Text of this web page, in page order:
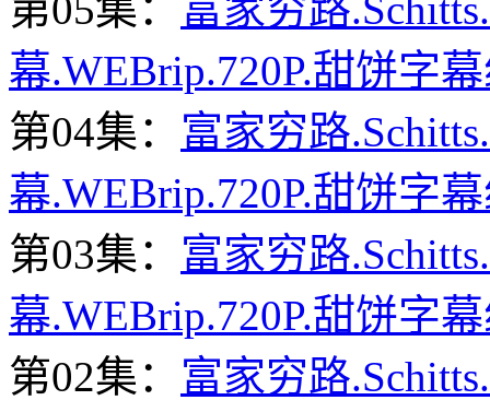
幕.WEBrip.720P.甜饼字
第04集： 富家穷路
幕.WEBrip.720P.甜饼字
第03集： 富家穷路
幕.WEBrip.720P.甜饼字
第02集： 富家穷路